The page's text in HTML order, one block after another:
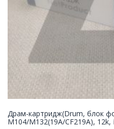
Драм-картридж(Drum, блок
M104/M132(19A/CF219A),